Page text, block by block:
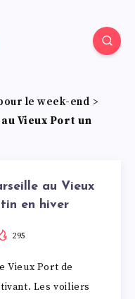
le week-end >
Vieux Port un
au Vieux
en hiver
295
Vieux Port de
Les voiliers